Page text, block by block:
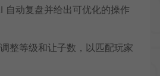
自动复盘并给出可优化的操作
整等级和让子数，以匹配玩家